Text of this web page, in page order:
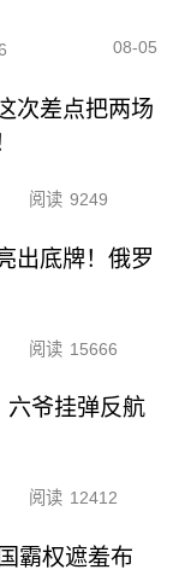
08-05
次差点把两场
阅读 9249
出底牌！俄罗
阅读 15666
六爷挂弹反航
阅读 12412
霸权遮羞布